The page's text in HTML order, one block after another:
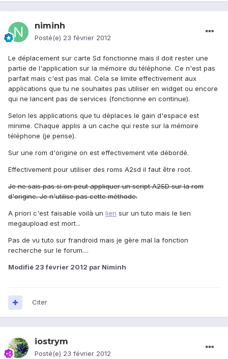
niminh
Posté(e) 23 février 2012
Le déplacement sur carte Sd fonctionne mais il doit rester une
partie de l'application sur la mémoire du téléphone. Ce n'est pas
parfait mais c'est pas mal. Cela se limite effectivement aux
applications que tu ne souhaites pas utiliser en widget ou encore
qui ne lancent pas de services (fonctionne en continue).
Selon les applications que tu déplaces le gain d'espace est
minime. Chaque applis a un cache qui reste sur la mémoire
téléphone (je pense).
Sur une rom d'origine on est effectivement vite débordé.
Effectivement pour utiliser des roms A2sd il faut être root.
Je ne sais pas si on peut appliquer un script A2SD sur la rom
d'origine. Je n'utilise pas cette méthode.
A priori c'est faisable voilà un lien sur un tuto mais le lien
megaupload est mort...
Pas de vu tuto sur frandroid mais je gère mal la fonction
recherche sur le forum....
Modifié 23 février 2012 par Niminh
Citer
iostrym
Posté(e) 23 février 2012